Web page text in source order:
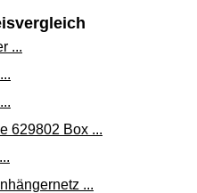
...
629802 Box ...
...